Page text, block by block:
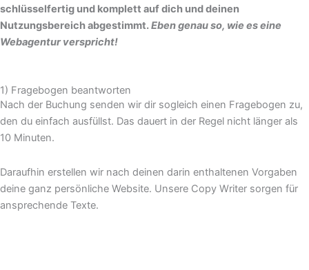
schlüsselfertig und komplett auf dich und deinen
Nutzungsbereich abgestimmt.Eben genau so, wie es eine
Webagentur verspricht!
1) Fragebogen beantworten
Nach der Buchung senden wir dir sogleich einen Fragebogen zu,
den du einfach ausfüllst. Das dauert in der Regel nicht länger als
10 Minuten.
Daraufhin erstellen wir nach deinen darin enthaltenen Vorgaben
deine ganz persönliche Website. Unsere Copy Writer sorgen für
ansprechende Texte.